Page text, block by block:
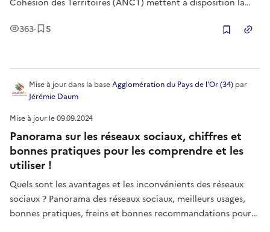
Cohésion des Territoires (ANCT) mettent à disposition la
accompagner les médiateur·ices et conseiller·ères
363Vues
· 5Enregistrement
Mise à jour le09.09.2024
Panorama sur les réseaux sociaux, chiffres et
bonnes pratiques pour les comprendre et les
utiliser !
Quels sont les avantages et les inconvénients des réseaux
sociaux ? Panorama des réseaux sociaux, meilleurs usages,
bonnes pratiques, freins et bonnes recommandations pour
Mise à jourdans la baseAgglomération du Pays de l'Or (34) par
Jérémie Daum